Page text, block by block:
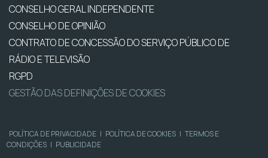
CONSELHO GERAL INDEPENDENTE
CONSELHO DE OPINIÃO
CONTRATO DE CONCESSÃO DO SERVIÇO PÚBLICO DE
RÁDIO E TELEVISÃO
RGPD
GESTÃO DAS DEFINIÇÕES DE COOKIES
POLÍTICA DE PRIVACIDADE | POLÍTICA DE COOKIES | TERMOS E
CONDIÇÕES | PUBLICIDADE